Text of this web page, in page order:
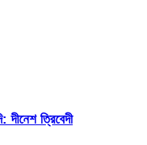
দীনেশ ত্রিবেদী